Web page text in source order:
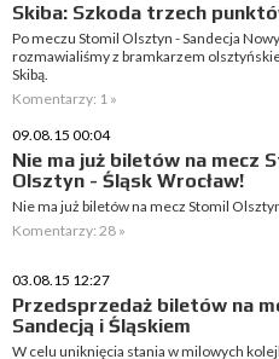
Skiba: Szkoda trzech
Po meczu Stomil Olsztyn - Sandecja Nowy
rozmawialiśmy z bramkarzem
Skibą.
Komentarzy: 1 »
09.08.15 00:04
Nie ma już biletów na mecz
Olsztyn - Śląsk Wrocław!
Nie ma już biletów na mecz Stomil
Komentarzy: 28 »
03.08.15 12:27
Przedsprzedaż biletów na
Sandecją i Śląskiem
W celu uniknięcia stania w milowych